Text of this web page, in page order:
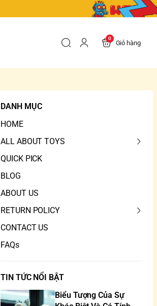
0
Giỏ hàng
DANH MỤC
HOME
ALL ABOUT TOYS
QUICK PICK
BLOG
ABOUT US
RETURN POLICY
CONTACT US
FAQs
TIN TỨC NỔI BẬT
Biểu Tượng Của Sự